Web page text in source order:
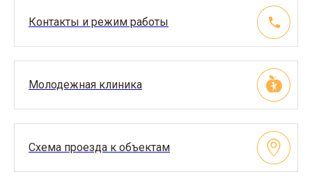
Контакты и режим работы
Молодежная клиника
Схема проезда к объектам